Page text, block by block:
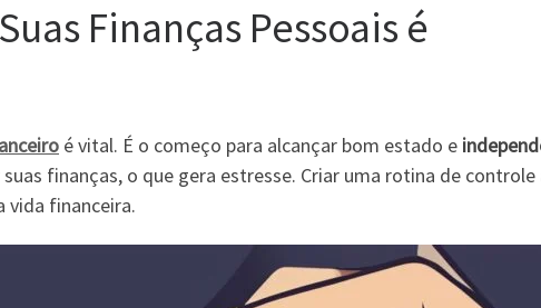
Finanças Pessoais é
é vital. É o começo para alcançar bom estado e
finanças, o que gera estresse. Criar uma rotina de controle
vida financeira.